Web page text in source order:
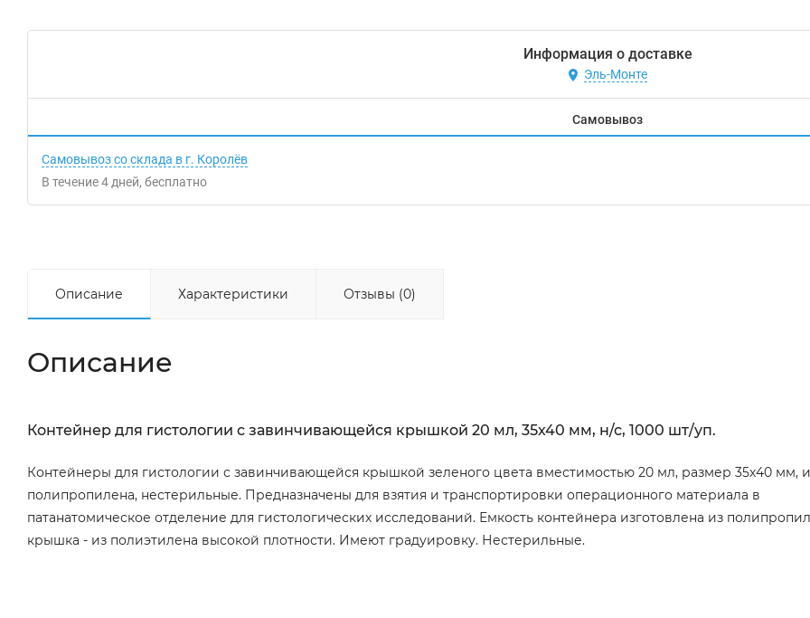
Информация о доставке
Эль-Монте
Самовывоз
Самовывоз со склада в г. Королёв
В течение4 дней Бесплатно
Описание Характеристики Отзывы (0)
Описание
Контейнер для гистологии с завинчивающейся крышкой 20 мл, 35х40 мм, н/с, 1000 шт/уп.
Контейнеры для гистологии с завинчивающейся крышкой зеленого цвета вместимостью 20 мл, размер 35х40 мм,
полипропилена, нестерильные. Предназначены для взятия и транспортировки операционного материала в
патанатомическое отделение для гистологических исследований. Емкость контейнера изготовлена из
крышка - из полиэтилена высокой плотности. Имеют градуировку. Нестерильные.